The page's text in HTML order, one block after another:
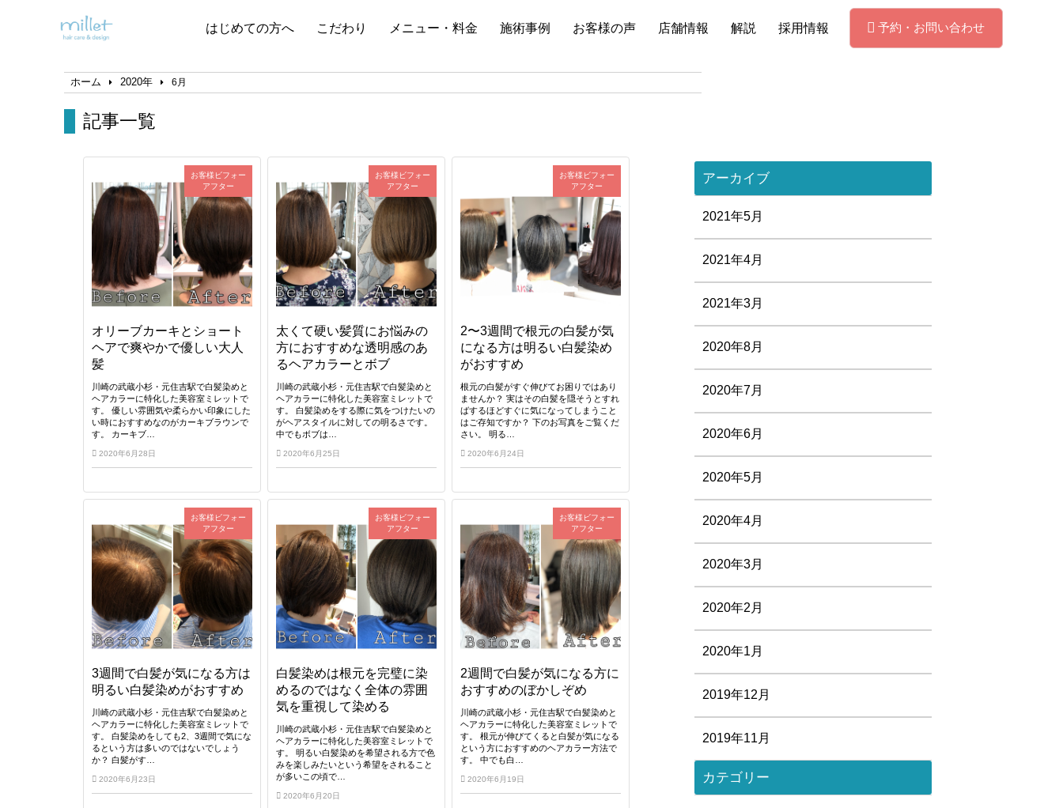
はじめての方へ こだわり メニュー・料金 施術事例 お客様の声 店舗情報 解説 採用情報 予約・お問い合わせ
ホーム 2020年 6月
記事一覧
お客様ビフォー
アフター
オリーブカーキとショート
ヘアで爽やかで優しい大人
髪
川崎の武蔵小杉・元住吉駅で白髪染めと
ヘアカラーに特化した美容室ミレットで
す。 優しい雰囲気や柔らかい印象にした
い時におすすめなのがカーキブラウンで
す。 カーキブ…
2020年6月28日
お客様ビフォー
アフター
太くて硬い髪質にお悩みの
方におすすめな透明感のあ
るヘアカラーとボブ
川崎の武蔵小杉・元住吉駅で白髪染めと
ヘアカラーに特化した美容室ミレットで
す。 白髪染めをする際に気をつけたいの
がヘアスタイルに対しての明るさです。
中でもボブは…
2020年6月25日
お客様ビフォー
アフター
2〜3週間で根元の白髪が気
になる方は明るい白髪染め
がおすすめ
根元の白髪がすぐ伸びてお困りではあり
ませんか？ 実はその白髪を隠そうとすれ
ばするほどすぐに気になってしまうこと
はご存知ですか？ 下のお写真をご覧くだ
さい。 明る…
2020年6月24日
お客様ビフォー
アフター
3週間で白髪が気になる方は
明るい白髪染めがおすすめ
川崎の武蔵小杉・元住吉駅で白髪染めと
ヘアカラーに特化した美容室ミレットで
す。 白髪染めをしても2、3週間で気にな
るという方は多いのではないでしょう
か？ 白髪がす…
2020年6月23日
お客様ビフォー
アフター
白髪染めは根元を完璧に染
めるのではなく全体の雰囲
気を重視して染める
川崎の武蔵小杉・元住吉駅で白髪染めと
ヘアカラーに特化した美容室ミレットで
す。 明るい白髪染めを希望される方で色
みを楽しみたいという希望をされること
が多いこの頃で…
2020年6月20日
お客様ビフォー
アフター
2週間で白髪が気になる方に
おすすめのぼかしぞめ
川崎の武蔵小杉・元住吉駅で白髪染めと
ヘアカラーに特化した美容室ミレットで
す。 根元が伸びてくると白髪が気になる
という方におすすめのヘアカラー方法で
す。 中でも白…
2020年6月19日
アーカイブ
2021年5月
2021年4月
2021年3月
2020年8月
2020年7月
2020年6月
2020年5月
2020年4月
2020年3月
2020年2月
2020年1月
2019年12月
2019年11月
カテゴリー